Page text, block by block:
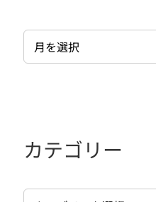
ー
ブ
カテゴリー